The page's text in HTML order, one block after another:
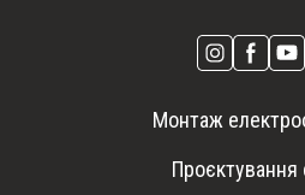
Монтаж
Проєктування